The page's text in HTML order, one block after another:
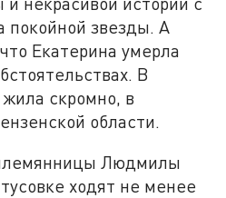
покойной звезды. А
Екатерина умерла
В
скромно, в
области.
Людмилы
ходят не менее